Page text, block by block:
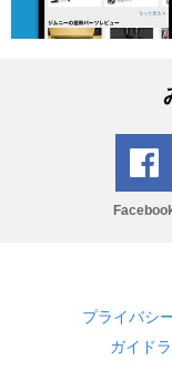
プライバシ
ガイド